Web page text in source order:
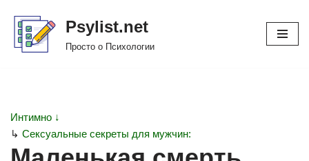
Перейти
Psylist.net
Просто о Психологии
Интимно ↓
↳ Сексуальные секреты для мужчин: